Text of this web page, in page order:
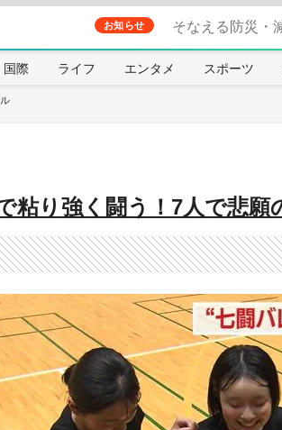
お知らせ そなえる防災・
国際 ライフ エンタメ スポーツ
粘り強く闘う！7人で悲